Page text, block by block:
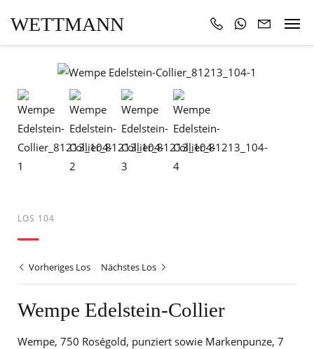
WETTMANN
LOS 104
Vorheriges Los Nächstes Los
Wempe Edelstein-Collier
Wempe, 750 Roségold, punziert sowie Markenpunze, 7